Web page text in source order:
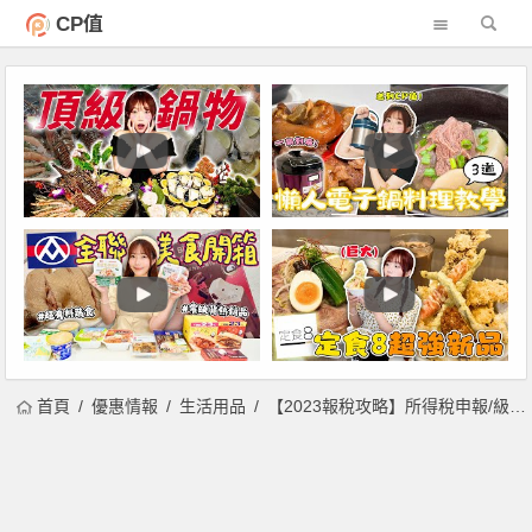
CP值
首頁 優惠情報 生活用品 【2023報稅攻略】所得稅申報/級距/扣繳憑單/繳稅退稅查詢一次看！(112年)